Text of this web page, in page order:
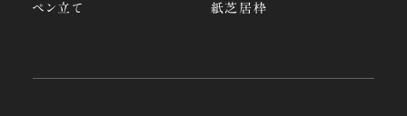
ペン立て 紙芝居枠